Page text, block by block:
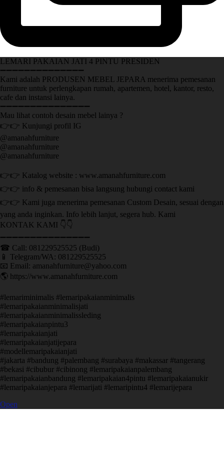
LEMARI PAKAIAN JATI 4 PINTU PRESIDEN
➖➖➖➖➖➖➖➖➖➖➖➖➖➖
Kami adalah PRODUSEN MEBEL JEPARA menerima pemesanan
furniture untuk perlengkapan rumah, apartemen, hotel, kantor, resto,
cafe dan instansi lainya.
➖➖➖➖➖➖➖➖➖➖➖➖➖➖➖
Mau lihat contoh desain mebel lainya ?
👉👉 Kunjungi profil IG
@amanahfurniture
@amanahfurniture
@amanahfurniture
👉👉 Katalog website : www.amanahfurniture.com
👉👉 info & pemesanan bisa langsung hubungi contact kami
👉👉 Kami juga menerima pemesanan Custom Desain, sesuai dengan
yang anda inginkan. Info lebih lanjut, segera hub. Kami
KONTAK KAMI 👇👇
➖➖➖➖➖➖➖➖➖➖➖➖➖➖➖ ㅤ
☎ Call: 081229525525 (Budi)
📱 Telegram/WA: 081229525525
📧 Email: amanahfurniture@yahoo.com
🌎 https://www.amanahfurniture.com
#lemariminimalis #lemaripakaianminimalis
#lemaripakaianminimalisjati
#lemaripakaianminimalissleding
#lemaripakaianpintu3
#lemaripakaianjati
#lemaripakaianjatijepara
#modellemaripakaianjati
#jakarta #bandung #palembang #surabaya #makassar #tangerang
#bekasi #cibubur #cibinong #lemaripakaianpalembang
#lemaripakaianbandung #lemaripakaian4pintu #lemaripakaianukir
#lemaripakaianjepara #lemarijati #lemaripintu4 #lemarijepara
Open